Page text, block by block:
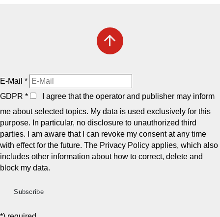
arrow_upward
E-Mail *
GDPR *
I agree that the operator and publisher may inform
me about selected topics. My data is used exclusively for this
purpose. In particular, no disclosure to unauthorized third
parties. I am aware that I can revoke my consent at any time
with effect for the future. The Privacy Policy applies, which also
includes other information about how to correct, delete and
block my data.